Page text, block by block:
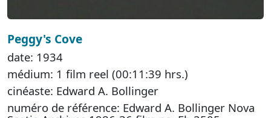
Peggy's Cove
date: 1934
médium: 1 film reel (00:11:39 hrs.)
cinéaste: Edward A. Bollinger
numéro de référence: Edward A. Bollinger Nova